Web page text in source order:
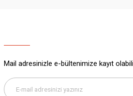
Mail adresinizle e-bültenimize kayıt